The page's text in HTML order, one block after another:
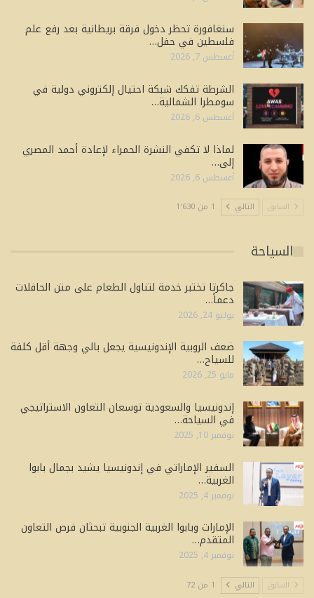
سنغافورة تحظر دخول فرقة بريطانية بعد رفع علم
فلسطين في حفل…
أغسطس 7, 2026
الشرطة تفكك شبكة احتيال إلكتروني دولية في
سومطرا الشمالية…
أغسطس 6, 2026
لماذا لا تكفي النشرة الحمراء لإعادة أحمد المصري
إلى…
أغسطس 6, 2026
السابق التالي 1 من 1٬630
السياحة
جاكرتا تختبر خدمة لتناول الطعام على متن الحافلات
دعماً…
يوليو 24, 2026
ضعف الروبية الإندونيسية يجعل بالي وجهة أقل كلفة
للسياح…
مايو 25, 2026
إندونيسيا والسعودية توسعان التعاون الاستراتيجي
في السياحة…
نوفمبر 10, 2025
السفير الإماراتي في إندونيسيا يشيد بجمال بابوا
الغربية…
نوفمبر 4, 2025
الإمارات وبابوا الغربية الجنوبية تبحثان فرص التعاون
المتقدم…
نوفمبر 4, 2025
السابق التالي 1 من 72